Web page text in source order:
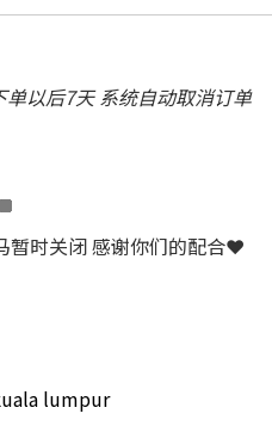
以后7天 系统自动取消订单
暂时关闭 感谢你们的配合❤
lumpur